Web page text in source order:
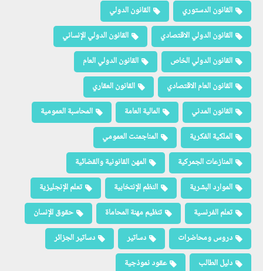
القانون الدستوري
القانون الدولي
القانون الدولي الاقتصادي
القانون الدولي الإنساني
القانون الدولي الخاص
القانون الدولي العام
القانون العام الاقتصادي
القانون العقاري
القانون المدني
المالية العامة
المحاسبة العمومية
الملكية الفكرية
المناجمنت العمومي
المنازعات الجمركية
المهن القانونية والقضائية
الموارد البشرية
النظم الإنتخابية
تعلم الإنجليزية
تعلم الفرنسية
تنظيم مهنة المحاماة
حقوق الإنسان
دروس ومحاضرات
دساتير
دساتير الجزائر
دليل الطالب
عقود نموذجية